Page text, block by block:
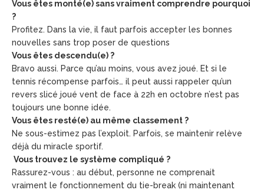
Vous êtes monté(e) sans vraiment comprendre pourquoi
?
Profitez. Dans la vie, il faut parfois accepter les bonnes
nouvelles sans trop poser de questions
Vous êtes descendu(e) ?
Bravo aussi. Parce qu’au moins, vous avez joué. Et si le
tennis récompense parfois… il peut aussi rappeler qu’un
revers slicé joué vent de face à 22h en octobre n’est pas
toujours une bonne idée.
Vous êtes resté(e) au même classement ?
Ne sous-estimez pas l’exploit. Parfois, se maintenir relève
déjà du miracle sportif.
Vous trouvez le système compliqué ?
Rassurez-vous : au début, personne ne comprenait
vraiment le fonctionnement du tie-break (ni maintenant